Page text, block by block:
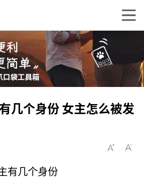
几个身份 女主怎么被发
有几个身份